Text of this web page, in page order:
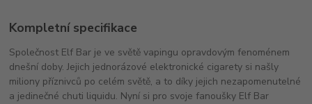
Kompletní specifikace
Společnost Elf Bar je ve světě vapingu opravdovým fenoménem
dnešní doby. Jejich jednorázové elektronické cigarety si našly
miliony příznivců po celém světě, a to díky jejich nezapomenutelné
a jedinečné chuti liquidu. Nyní si pro svoje fanoušky Elf Bar